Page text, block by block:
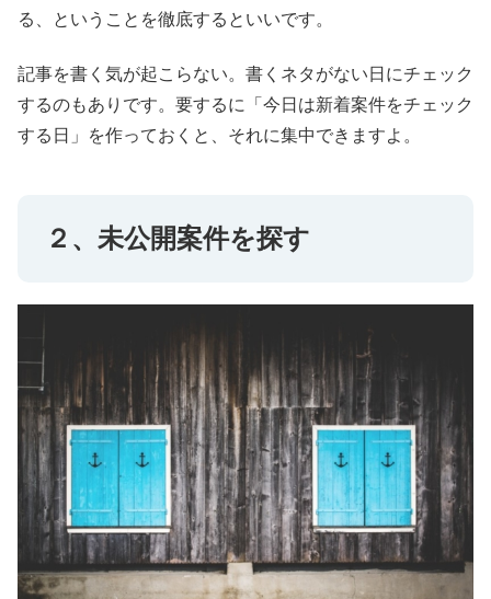
る、ということを徹底するといいです。
記事を書く気が起こらない。書くネタがない日にチェック
するのもありです。要するに「今日は新着案件をチェック
する日」を作っておくと、それに集中できますよ。
２、未公開案件を探す